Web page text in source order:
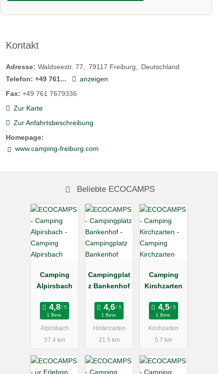
Kontakt
Adresse: Waldseestr. 77 79117 Freiburg
Deutschland
Telefon: +49 761...
anzeigen
Fax: +49 761 7679336
Zur Karte
Zur Anfahrtsbeschreibung
Homepage:
www.camping-freiburg.com
Beliebte ECOCAMPS
Camping
Alpirsbach
1 Bew.
Alpirsbach
57.4 km
Campingplat
z Bankenhof
1 Bew.
Hinterzarten
21.5 km
Camping
Kirchzarten
1 Bew.
Kirchzarten
5.7 km